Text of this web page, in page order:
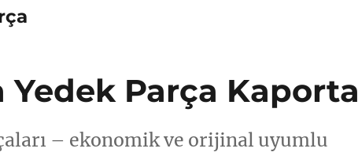
Yedek Parça Kaporta
– ekonomik ve orijinal uyumlu